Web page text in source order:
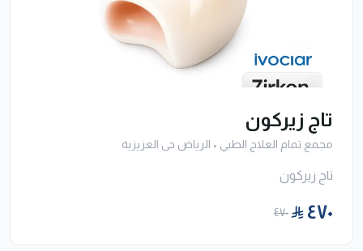
تاج زيركون
مجمع تمام العلاج الطبي • الرياض حى العزيزية
تاج زيركون
٤٧٠ ٤٧٠